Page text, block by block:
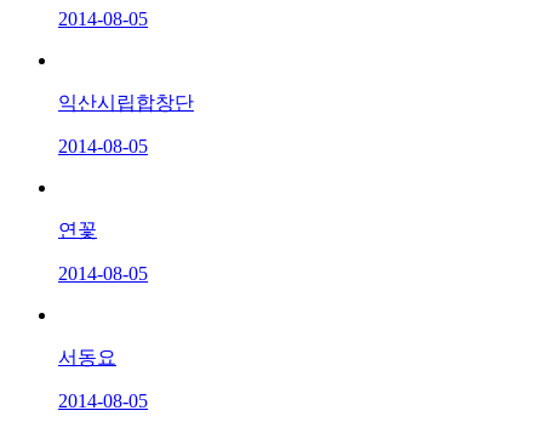
2014-08-05
익산시립합창단
2014-08-05
연꽃
2014-08-05
서동요
2014-08-05